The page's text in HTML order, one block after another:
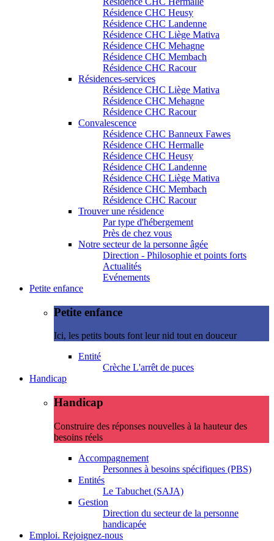
Résidence CHC Heusy
Résidence CHC Landenne
Résidence CHC Liège Mativa
Résidence CHC Mehagne
Résidence CHC Membach
Résidence CHC Racour
Résidences-services
Résidence CHC Liège Mativa
Résidence CHC Mehagne
Résidence CHC Racour
Convalescence
Résidence CHC Banneux Fawes
Résidence CHC Hermalle
Résidence CHC Heusy
Résidence CHC Landenne
Résidence CHC Liège Mativa
Résidence CHC Membach
Résidence CHC Racour
Trouver une résidence
Par type d'hébergement
Près de chez vous
Notre secteur de la personne âgée
Direction - Philosophie et points forts
Actualités
Evénements
Petite enfance
Petite enfance
Ici, les petits bouts font leur nid tout en douceur
Entité
Crèche L'arrêt de puces
Handicap
Handicap
Construire des réponses nouvelles à la hauteur des
besoins réels
Accompagnement
Personnes à besoins spécifiques (PBS)
Entités
Le Tabuchet (SAJA)
Gestion
Direction du secteur de la personne
handicapée
Emploi. Rejoignez-nous